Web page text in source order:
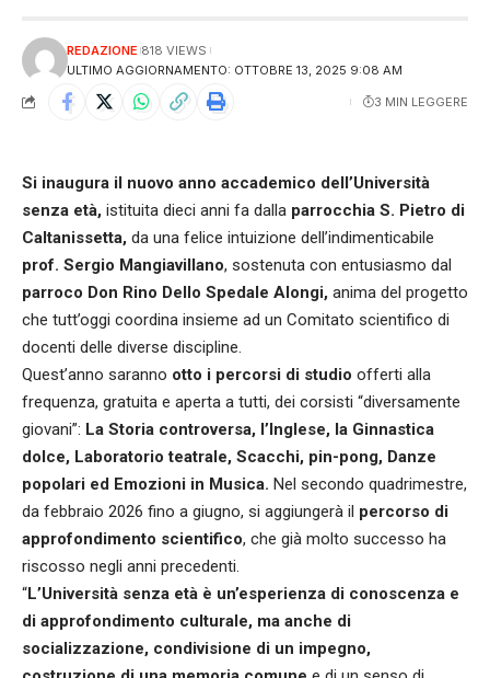
ULTIMO AGGIORNAMENTO: OTTOBRE 13, 2025 9:08 AM
REDAZIONE 818 VIEWS
3 MIN LEGGERE
Si inaugura il nuovo anno accademico dell’Università
senza età, istituita dieci anni fa dalla parrocchia S. Pietro di
Caltanissetta, da una felice intuizione dell’indimenticabile
prof. Sergio Mangiavillano, sostenuta con entusiasmo dal
parroco Don Rino Dello Spedale Alongi, anima del progetto
che tutt’oggi coordina insieme ad un Comitato scientifico di
docenti delle diverse discipline.
Quest’anno saranno otto i percorsi di studio offerti alla
frequenza, gratuita e aperta a tutti, dei corsisti “diversamente
giovani”: La Storia controversa, l’Inglese, la Ginnastica
dolce, Laboratorio teatrale, Scacchi, pin-pong, Danze
popolari ed Emozioni in Musica. Nel secondo quadrimestre,
da febbraio 2026 fino a giugno, si aggiungerà il percorso di
approfondimento scientifico, che già molto successo ha
riscosso negli anni precedenti.
“L’Università senza età è un’esperienza di conoscenza e
di approfondimento culturale, ma anche di
socializzazione, condivisione di un impegno,